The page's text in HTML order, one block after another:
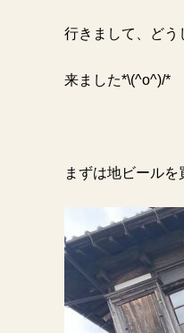
行きまして、どう
来ました*\(^o^)/*
まずは地ビールを